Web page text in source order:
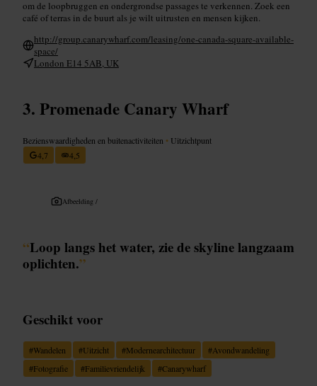
om de loopbruggen en ondergrondse passages te verkennen. Zoek een
café of terras in de buurt als je wilt uitrusten en mensen kijken.
http://group.canarywharf.com/leasing/one-canada-square-available-
space/
London E14 5AB, UK
Promenade Canary Wharf
Bezienswaardigheden en buitenactiviteiten • Uitzichtpunt
4,7
4,5
Afbeelding /
“Loop langs het water, zie de skyline langzaam
oplichten.”
Geschikt voor
#Wandelen #Uitzicht #Modernearchitectuur #Avondwandeling
#Fotografie #Familievriendelijk #Canarywharf